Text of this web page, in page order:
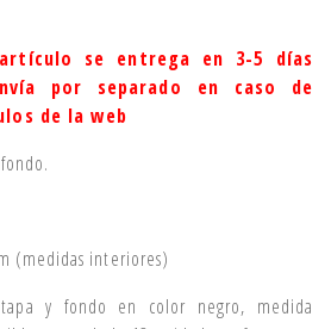
artículo se entrega en 3-5 días
por separado en caso de
de la web
(medidas interiores)
y fondo en color negro, medida